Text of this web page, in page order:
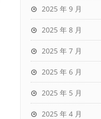
2025 年 9 月
2025 年 8 月
2025 年 7 月
2025 年 6 月
2025 年 5 月
2025 年 4 月